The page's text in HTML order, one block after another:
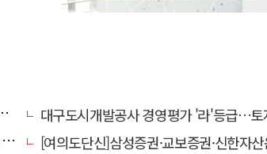
대구도시개발공사 경영평가 '라'등급…토지 판매 부진에
[여의도단신]삼성증권·교보증권·신한자